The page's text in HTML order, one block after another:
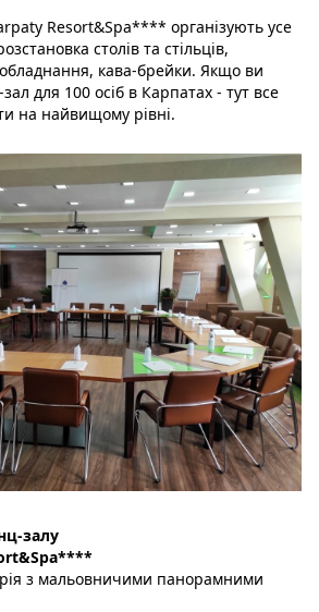
Resort&Spa**** організують усе
столів та стільців,
обладнання, кава-брейки. Якщо ви
для 100 осіб в Карпатах - тут все
на найвищому рівні.
залу
з мальовничими панорамними